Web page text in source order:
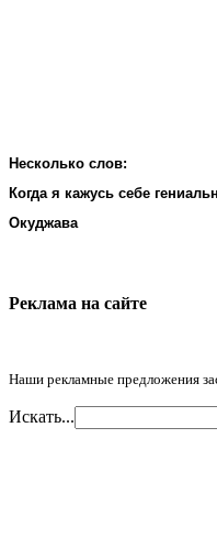
Несколько слов:
Когда я кажусь себе
Окуджава
Реклама на cайте
Наши рекламные предложения
Искать...